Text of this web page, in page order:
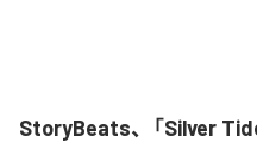
StoryBeats、「Silver